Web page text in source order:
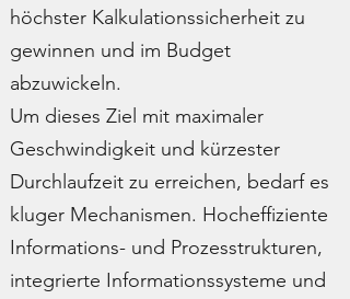
höchster Kalkulationssicherheit zu
gewinnen und im Budget
abzuwickeln.
Um dieses Ziel mit maximaler
Geschwindigkeit und kürzester
Durchlaufzeit zu erreichen, bedarf es
kluger Mechanismen. Hocheffiziente
Informations- und Prozesstrukturen,
integrierte Informationssysteme und